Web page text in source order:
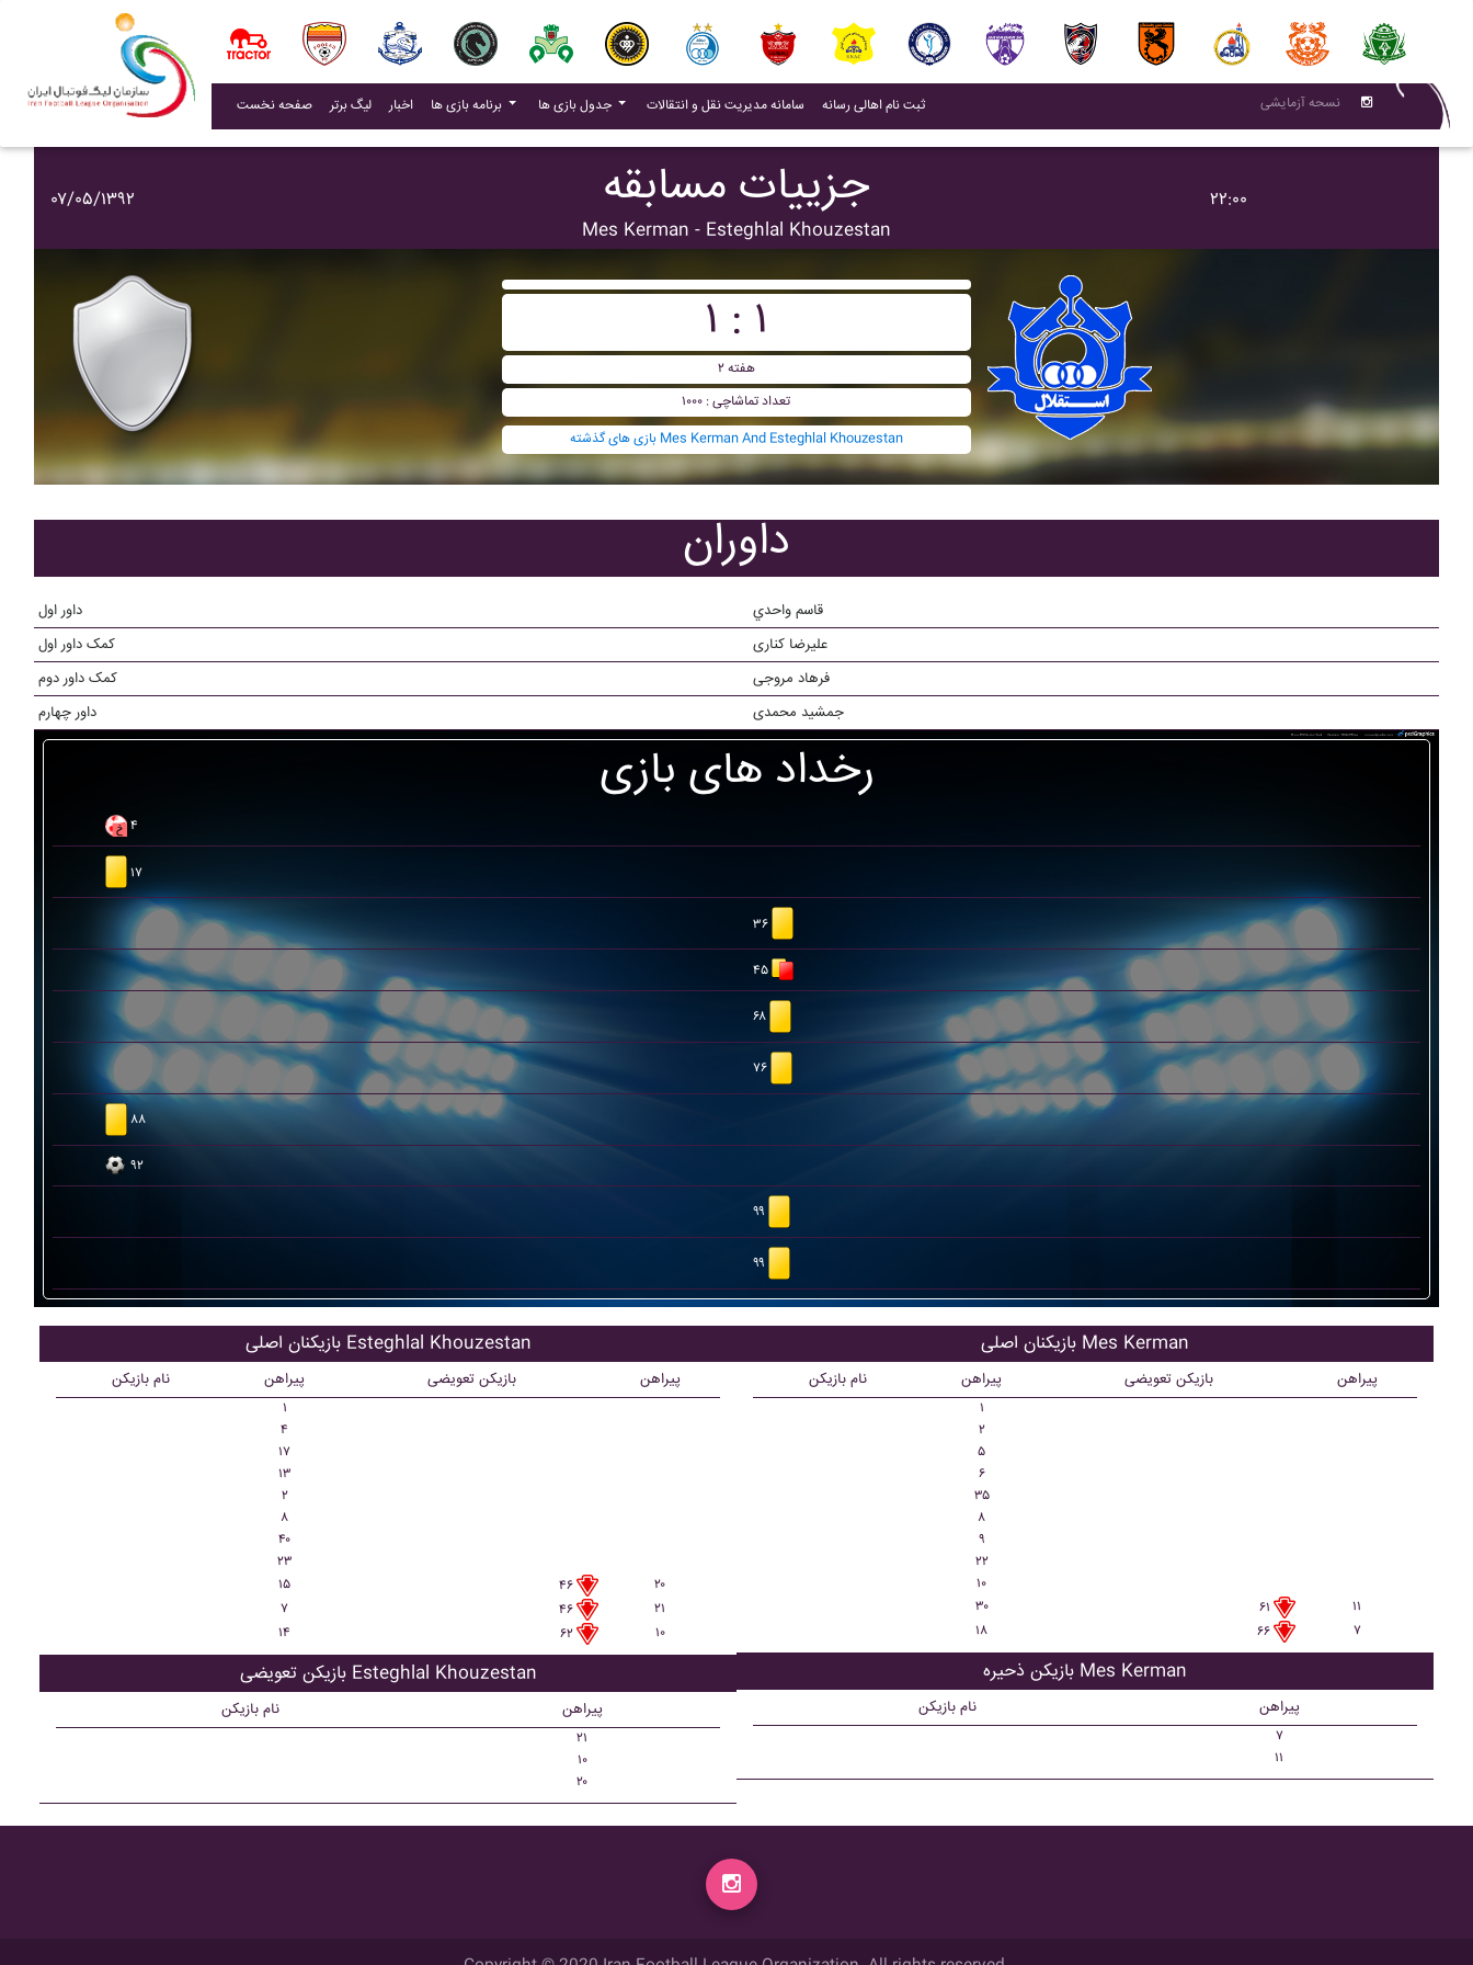
صفحه نخست لیگ برتر اخبار(current) برنامه بازی ها جدول بازی ها سامانه مدیریت نقل و انتقالات (current)
ثبت نام اهالی رسانه(current) نسحه آزمایشی
۰۷/۰۵/۱۳۹۲ جزییات مسابقه
Mes Kerman - Esteghlal Khouzestan
۲۲:۰۰
۱ : ۱
هفته ۲
تعداد تماشاچی : ۱۰۰۰
بازی های گذشته Mes Kerman And Esteghlal Khouzestan
داوران
داور اول
قاسم واحدي
کمک داور اول
علیرضا کناری
کمک داور دوم
فرهاد مروجی
داور چهارم
جمشید محمدی
رخداد های بازی
۴
۱۷
۳۶
۴۵
۶۸
۷۶
۸۸
۹۲
۹۹
۹۹
بازیکنان اصلی Esteghlal Khouzestan
نام بازیکن پیراهن بازیکن تعویضی پیراهن
۱
۴
۱۷
۱۳
۲
۸
۴۰
۲۳
۱۵
۴۶
۲۰
۷
۴۶
۲۱
۱۴
۶۲ ۱۰
بازیکن تعویضی Esteghlal Khouzestan
نام بازیکن پیراهن
۲۱
۱۰
۲۰
بازیکنان اصلی Mes Kerman
نام بازیکن پیراهن بازیکن تعویضی پیراهن
۱
۲
۵
۶
۳۵
۸
۹
۲۲
۱۰
۳۰
۶۱
۱۱
۱۸
۶۶ ۷
بازیکن ذحیره Mes Kerman
نام بازیکن پیراهن
۷
۱۱